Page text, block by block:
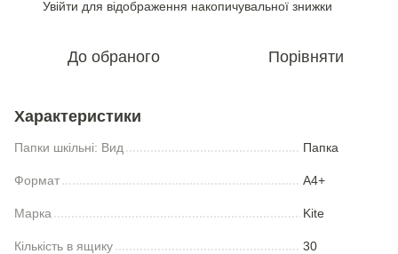
Увійти для відображення накопичувальної знижки
До обраного Порівняти
Характеристики
Папки шкільні: Вид Папка
Формат А4+
Марка Kite
Кількість в ящику 30